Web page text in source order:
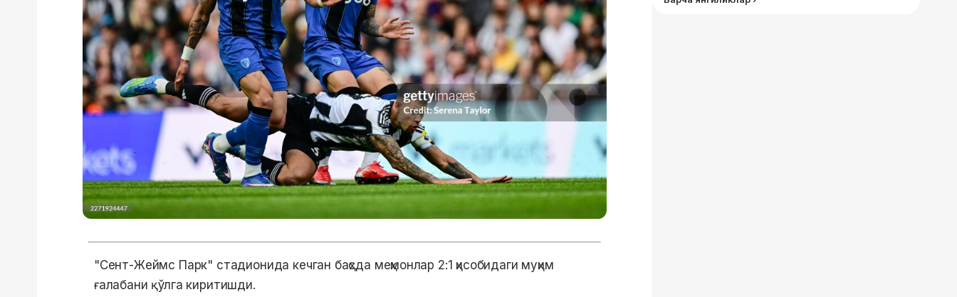
"Сент-Жеймс Парк" стадионида кечган баҳсда меҳмонлар 2:1 ҳисобидаги муҳим
ғалабани қўлга киритишди.